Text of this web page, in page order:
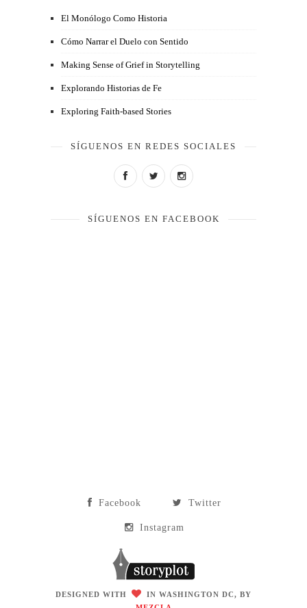
El Monólogo Como Historia
Cómo Narrar el Duelo con Sentido
Making Sense of Grief in Storytelling
Explorando Historias de Fe
Exploring Faith-based Stories
SÍGUENOS EN REDES SOCIALES
SÍGUENOS EN FACEBOOK
Facebook Twitter
Instagram
DESIGNED WITH
IN WASHINGTON DC, BY